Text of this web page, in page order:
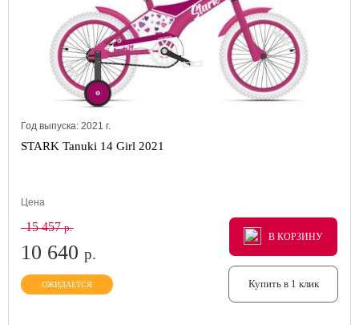
Год выпуска: 2021 г.
STARK Tanuki 14 Girl 2021
Цена
15 457р.
10 640 р.
ОЖИДАЕТСЯ
В КОРЗИНУ
В КОРЗИНУ
В КОРЗИНУ
Купить в 1 клик